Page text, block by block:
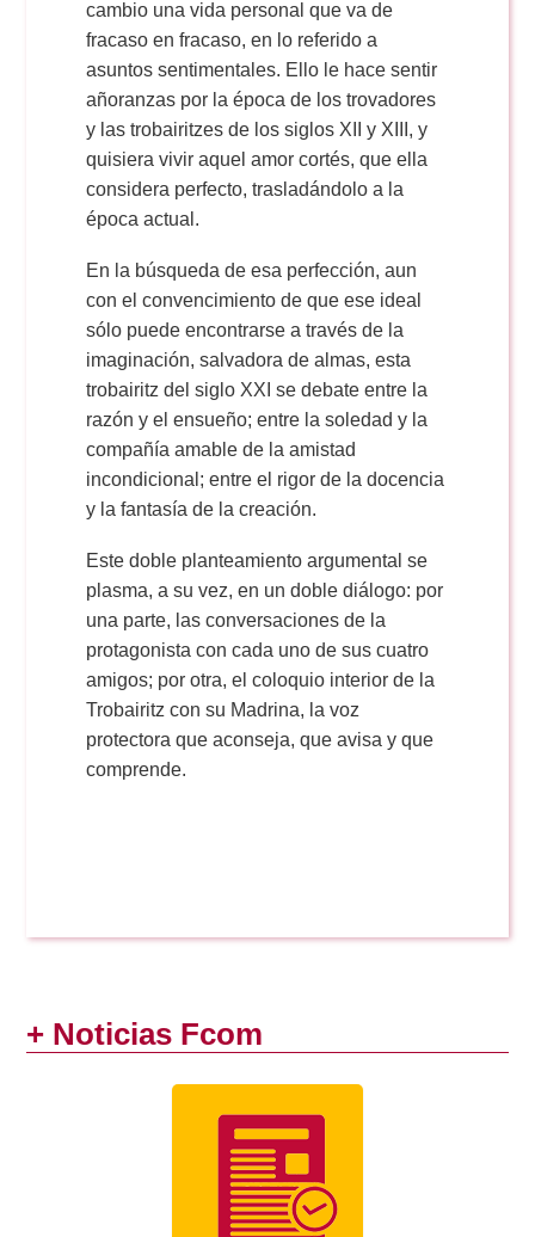
cambio una vida personal que va de
fracaso en fracaso, en lo referido a
asuntos sentimentales. Ello le hace sentir
añoranzas por la época de los trovadores
y las trobairitzes de los siglos XII y XIII, y
quisiera vivir aquel amor cortés, que ella
considera perfecto, trasladándolo a la
época actual.
En la búsqueda de esa perfección, aun
con el convencimiento de que ese ideal
sólo puede encontrarse a través de la
imaginación, salvadora de almas, esta
trobairitz del siglo XXI se debate entre la
razón y el ensueño; entre la soledad y la
compañía amable de la amistad
incondicional; entre el rigor de la docencia
y la fantasía de la creación.
Este doble planteamiento argumental se
plasma, a su vez, en un doble diálogo: por
una parte, las conversaciones de la
protagonista con cada uno de sus cuatro
amigos; por otra, el coloquio interior de la
Trobairitz con su Madrina, la voz
protectora que aconseja, que avisa y que
comprende.
+ Noticias Fcom